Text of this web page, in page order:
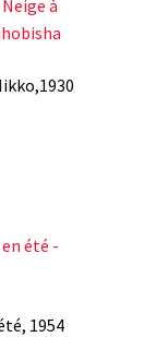
1954